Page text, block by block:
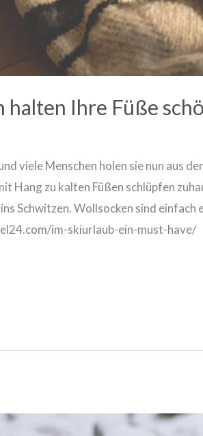
halten Ihre Füße
viele Menschen holen sie nun aus
Hang zu kalten Füßen schlüpfen
ins Schwitzen. Wollsocken sind
im-skiurlaub-ein-must-have/